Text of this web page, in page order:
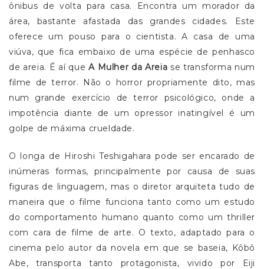
ônibus de volta para casa. Encontra um morador da
área, bastante afastada das grandes cidades. Este
oferece um pouso para o cientista. A casa de uma
viúva, que fica embaixo de uma espécie de penhasco
de areia. É aí queA Mulher da Areia se transforma num
filme de terror. Não o horror propriamente dito, mas
num grande exercício de terror psicológico, onde a
impotência diante de um opressor inatingível é um
golpe de máxima crueldade.
O longa de Hiroshi Teshigahara pode ser encarado de
inúmeras formas, principalmente por causa de suas
figuras de linguagem, mas o diretor arquiteta tudo de
maneira que o filme funciona tanto como um estudo
do comportamento humano quanto como um thriller
com cara de filme de arte. O texto, adaptado para o
cinema pelo autor da novela em que se baseia, Kôbô
Abe, transporta tanto protagonista, vivido por Eiji